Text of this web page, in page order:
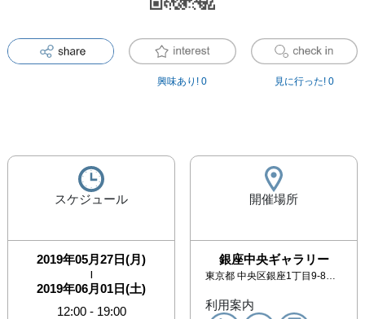
興味あり! 0 見に行った! 0
スケジュール
2019年05月27日(月)
|
2019年06月01日(土)
12:00- 19:00
開催場所
銀座中央ギャラリー
東京都 中央区銀座1丁目9-8 奥野ビル411号室＆315号室
利用案内